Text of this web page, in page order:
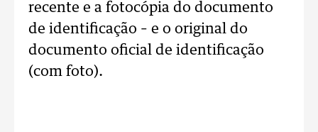
recente e a fotocópia do documento
de identificação – e o original do
documento oficial de identificação
(com foto).